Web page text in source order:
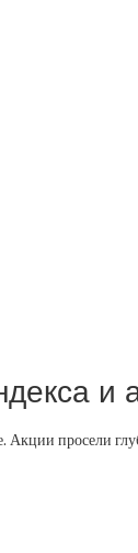
и
Акции просели